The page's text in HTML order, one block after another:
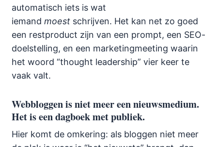
automatisch iets is wat
iemand moest schrijven. Het kan net zo goed
een restproduct zijn van een prompt, een SEO-
doelstelling, en een marketingmeeting waarin
het woord “thought leadership” vier keer te
vaak valt.
Webbloggen is niet meer een nieuwsmedium.
Het is een dagboek met publiek.
Hier komt de omkering: als bloggen niet meer